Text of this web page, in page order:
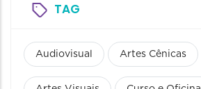
TAG
Audiovisual Artes Cênicas